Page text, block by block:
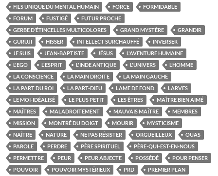
FILS UNIQUE DU MENTAL HUMAIN
FORCE
FORMIDABLE
FORUM
FUSTIGÉ
FUTUR PROCHE
GERBE D’ÉTINCELLES MULTICOLORES
GRAND MYSTÈRE
GRANDIR
GURUJI
HISSER INTELLECT SURCHAUFFÉ
INVERSER
JE SUIS
JEAN-BAPTISTE JÉSUS
L'AVENTURE HUMAINE
L'EGO
L'ESPRIT L'INDE ANTIQUE L'UNIVERS
L’HOMME
LA CONSCIENCE
LA MAIN DROITE
LA MAIN GAUCHE
LA PART DU ROI
LA PART-DIEU LAME DE FOND
LARVES
LE MOI-IDÉALISÉ
LE PLUS PETIT LES ÊTRES
MAÎTRE BIEN AIMÉ
MAÎTRES
MALADROITEMENT MAUVAIS MAÎTRE
MEMBRES
MISSION
MONTRÉ DU DOIGT MOURIR
MYSTICISME
NAÎTRE
NATURE NE PAS RÉSISTER ORGUEILLEUX
OUAS
PAROLE
PERDRE PÈRE SPIRITUEL
PÈRE-QUI-EST-EN-NOUS
PERMETTRE
PEUR PEUR ABJECTE POSSÉDÉ
POUR PENSER
POUVOIR
POUVOIR MYSTÉRIEUX PRD
PREMIER PLAN